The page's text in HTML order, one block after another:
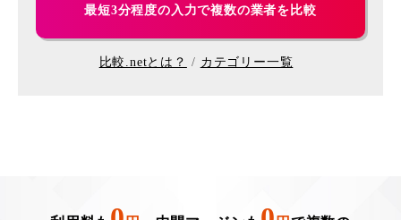
最短3分程度の入力で複数の業者を比較
比較.netとは？ カテゴリー一覧